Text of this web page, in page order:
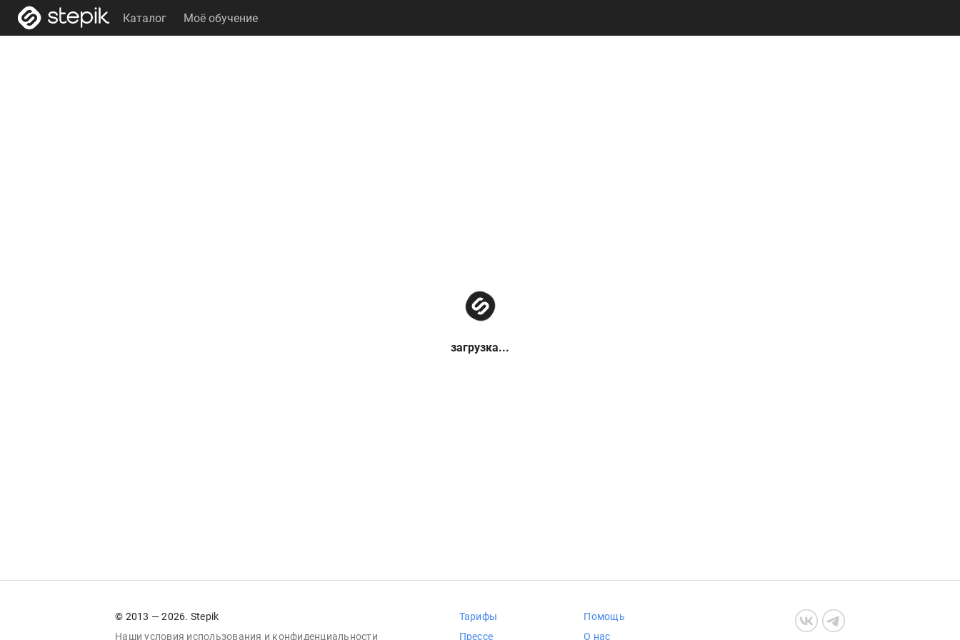
Каталог Моё обучение
загрузка...
© 2013 — 2026. Stepik
Наши условия использования и конфиденциальности
Тарифы
Прессе
Помощь
О нас